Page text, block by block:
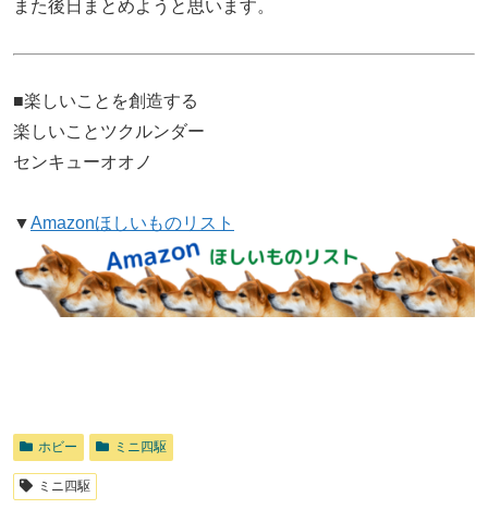
また後日まとめようと思います。
■楽しいことを創造する
楽しいことツクルンダー
センキューオオノ
▼Amazonほしいものリスト
ホビー ミニ四駆
ミニ四駆